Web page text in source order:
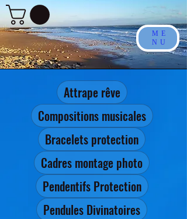
ME
NU
Attrape rêve
Compositions musicales
Bracelets protection
Cadres montage photo
Pendentifs Protection
Pendules Divinatoires